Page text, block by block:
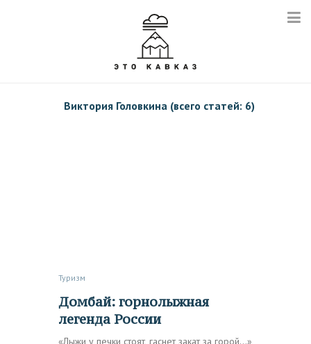
Виктория Головкина (всего статей: 6)
Туризм
Домбай: горнолыжная
легенда России
«Лыжи у печки стоят, гаснет закат за горой…»